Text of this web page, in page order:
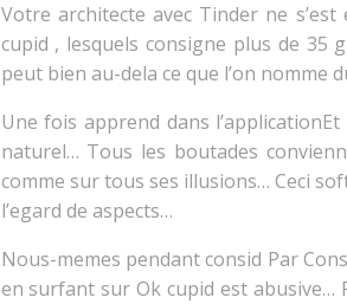
Votre architecte avec Tinder ne
cupid , lesquels consigne plus de 35
peut bien au-dela ce que l’on nomme
Une fois apprend dans
naturel… Tous les boutades
comme sur tous ses illusions… Ceci
l’egard de aspects…
Nous-memes pendant consid Par
en surfant sur Ok cupid est